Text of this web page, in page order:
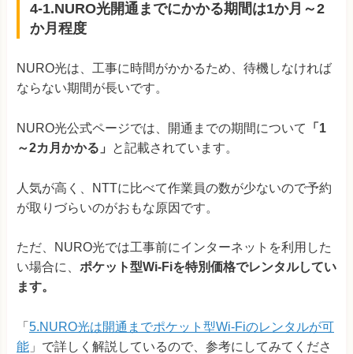
4-1.NURO光開通までにかかる期間は1か月～2
か月程度
NURO光は、工事に時間がかかるため、待機しなければ
ならない期間が長いです。
NURO光公式ページでは、開通までの期間について
「1
～2カ月かかる」
と記載されています。
人気が高く、NTTに比べて作業員の数が少ないので予約
が取りづらいのがおもな原因です。
ただ、NURO光では工事前にインターネットを利用した
い場合に、 ポケット型Wi-Fiを特別価格でレンタルしてい
ます。
「 5.NURO光は開通までポケット型Wi-Fiのレンタルが可
能 」で詳しく解説しているので、参考にしてみてくださ